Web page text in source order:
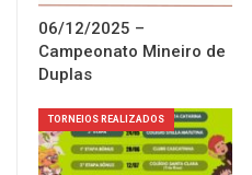
06/12/2025 –
Campeonato Mineiro de
Duplas
TORNEIOS REALIZADOS